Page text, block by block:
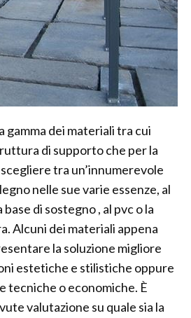
gamma dei materiali tra cui
di supporto che per la
tra un’innumerevole
nelle sue varie essenze, al
di sostegno , al pvc o la
Alcuni dei materiali appena
la soluzione migliore
estetiche e stilistiche oppure
tecniche o economiche. È
valutazione su quale sia la